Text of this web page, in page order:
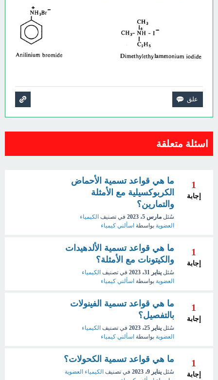
اسئلة متعلقة
1
إجابة
ما هي قواعد تسمية الأحماض
الكربوكسيلية مع الأمثلة
والتمارين؟
سُئل مارس 5، 2023 في تصنيف الكيمياء
العضوية بواسطة اسألني كيمياء
1
إجابة
ما هي قواعد تسمية الألدهيدات
والكيتونات مع الأمثلة؟
سُئل يناير 31، 2023 في تصنيف الكيمياء
العضوية بواسطة اسألني كيمياء
1
إجابة
ما هي قواعد تسمية الفينولات
بالتفصيل؟
سُئل يناير 25، 2023 في تصنيف الكيمياء
العضوية بواسطة اسألني كيمياء
1
إجابة
ما هي قواعد تسمية الكحولات؟
سُئل يناير 9، 2023 في تصنيف الكيمياء العضوية